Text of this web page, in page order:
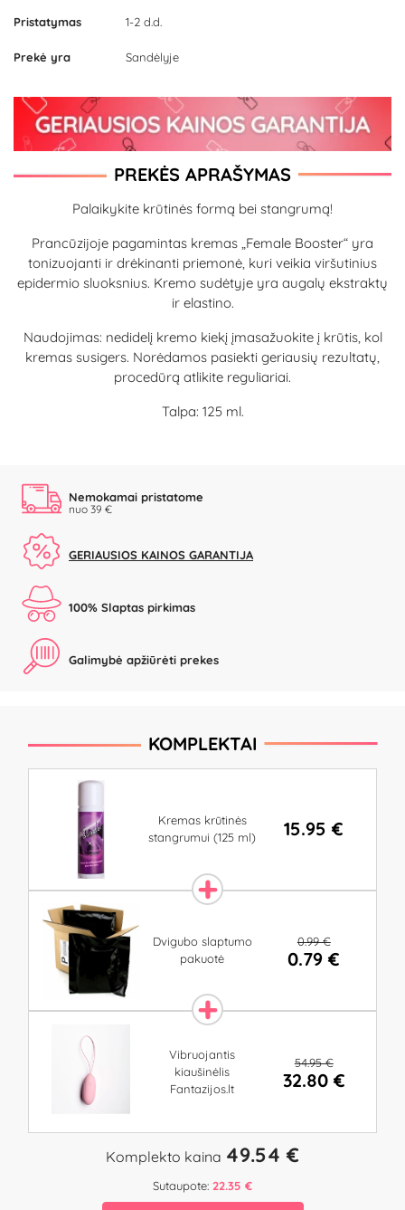
Pristatymas 1-2 d.d.
Prekė yra Sandėlyje
PREKĖS APRAŠYMAS
Palaikykite krūtinės formą bei stangrumą!
Prancūzijoje pagamintas kremas „Female Booster“ yra
tonizuojanti ir drėkinanti priemonė, kuri veikia viršutinius
epidermio sluoksnius. Kremo sudėtyje yra augalų ekstraktų
ir elastino.
Naudojimas: nedidelį kremo kiekį įmasažuokite į krūtis, kol
kremas susigers. Norėdamos pasiekti geriausių rezultatų,
procedūrą atlikite reguliariai.
Talpa: 125 ml.
Nemokamai pristatome
nuo 39 €
GERIAUSIOS KAINOS GARANTIJA
100% Slaptas pirkimas
Galimybė apžiūrėti prekes
KOMPLEKTAI
Kremas krūtinės
stangrumui (125 ml)
15.95 €
Dvigubo slaptumo
pakuotė
0.99 €
0.79 €
Vibruojantis
kiaušinėlis
Fantazijos.lt
54.95 €
32.80 €
Komplekto kaina 49.54 €
Sutaupote: 22.35 €